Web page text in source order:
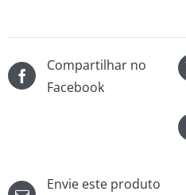
Compartilhar no
Facebook
Envie este produto